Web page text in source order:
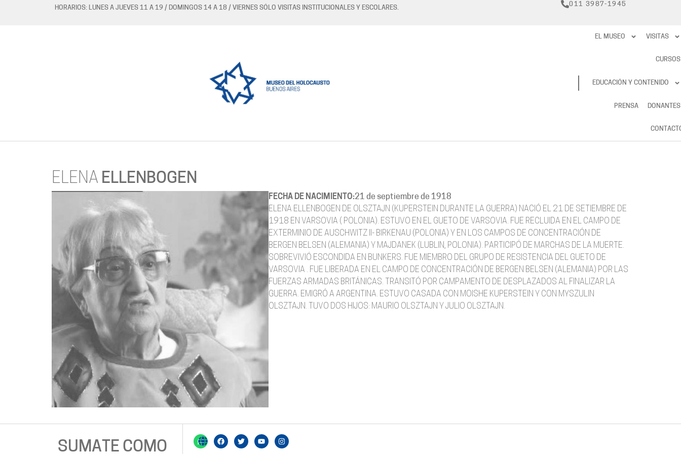
HORARIOS: LUNES A JUEVES 11 A 19 / DOMINGOS 14 A 18 / VIERNES SÓLO VISITAS INSTITUCIONALES Y ESCOLARES.
011 3987-1945
RESERVAS
EL MUSEO VISITAS
CURSOS
EDUCACIÓN Y CONTENIDO
PRENSA DONANTES
ELENA ELLENBOGEN
FECHA DE NACIMIENTO:21 de septiembre de 1918
ELENA ELLENBOGEN DE OLSZTAJN (KUPERSTEIN DURANTE LA GUERRA) NACIÓ EL 21 DE SETIEMBRE DE
1918 EN VARSOVIA ( POLONIA). ESTUVO EN EL GUETO DE VARSOVIA. FUE RECLUIDA EN EL CAMPO DE
EXTERMINIO DE AUSCHWITZ II- BIRKENAU (POLONIA) Y EN LOS CAMPOS DE CONCENTRACIÓN DE
BERGEN BELSEN (ALEMANIA) Y MAJDANEK (LUBLIN, POLONIA). PARTICIPÓ DE MARCHAS DE LA MUERTE.
SOBREVIVIÓ ESCONDIDA EN BUNKERS. FUE MIEMBRO DEL GRUPO DE RESISTENCIA DEL GUETO DE
VARSOVIA . FUE LIBERADA EN EL CAMPO DE CONCENTRACIÓN DE BERGEN BELSEN (ALEMANIA) POR LAS
FUERZAS ARMADAS BRITÁNICAS. TRANSITÓ POR CAMPAMENTO DE DESPLAZADOS AL FINALIZAR LA
GUERRA. EMIGRÓ A ARGENTINA. ESTUVO CASADA CON MOISHE KUPERSTEIN Y CON MYSZULIN
OLSZTAJN. TUVO DOS HIJOS: MAURIO OLSZTAJN Y JULIO OLSZTAJN.
SUMATE COMO